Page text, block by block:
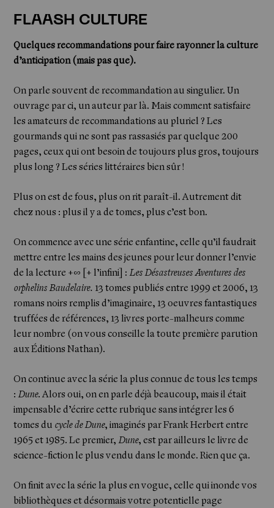
Actualités
FLAASH CULTURE
Quelques recommandations pour faire rayonner la culture
d’anticipation (mais pas que).
On parle souvent de recommandation au singulier. Un
ouvrage par ci, un auteur par là. Mais comment satisfaire
les amateurs de recommandations au pluriel ? Les
gourmands qui ne sont pas rassasiés par quelque 200
pages, ceux qui ont besoin de toujours plus gros, toujours
plus long ? Les séries littéraires bien sûr !
Plus on est de fous, plus on rit paraît-il. Autrement dit
chez nous : plus il y a de tomes, plus c’est bon.
On commence avec une série enfantine, celle qu’il faudrait
mettre entre les mains des jeunes pour leur donner l’envie
de la lecture +∞ [+ l’infini] :Les Désastreuses Aventures des
orphelins Baudelaire. 13 tomes publiés entre 1999 et 2006, 13
romans noirs remplis d’imaginaire, 13 oeuvres fantastiques
truffées de références, 13 livres porte-malheurs comme
leur nombre (on vous conseille la toute première parution
auxÉditions Nathan).
On continue avec la série la plus connue de tous les temps
:Dune. Alors oui, on en parle déjà beaucoup, mais il était
impensable d’écrire cette rubrique sans intégrer les 6
tomes du cycle de Dune, imaginés par Frank Herbert entre
1965 et 1985. Le premier,Dune, est par ailleurs le livre de
science-fiction le plus vendu dans le monde. Rien que ça.
On finit avec la série la plus en vogue, celle qui inonde vos
bibliothèques et désormais votre potentielle page